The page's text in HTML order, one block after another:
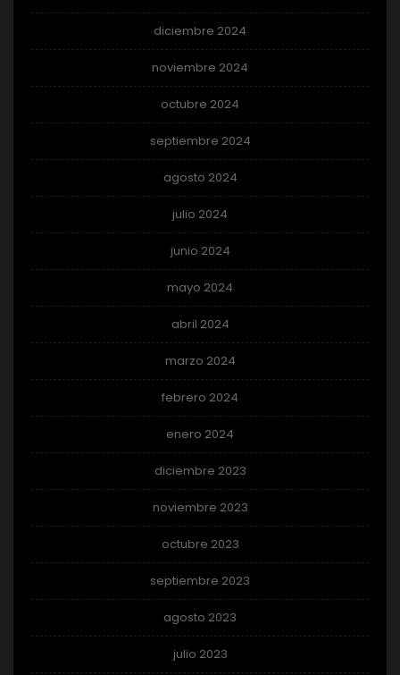
diciembre 2024
noviembre 2024
octubre 2024
septiembre 2024
agosto 2024
julio 2024
junio 2024
mayo 2024
abril 2024
marzo 2024
febrero 2024
enero 2024
diciembre 2023
noviembre 2023
octubre 2023
septiembre 2023
agosto 2023
julio 2023